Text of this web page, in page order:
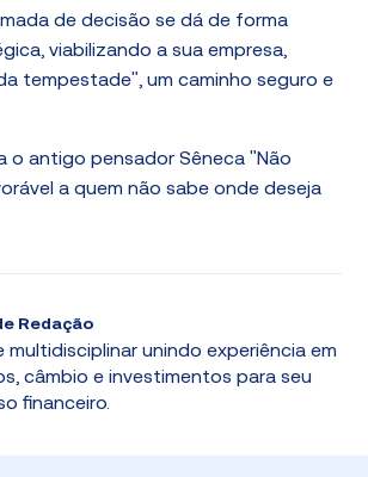
de decisão se dá de forma
viabilizando a sua empresa,
tempestade", um caminho seguro e
o antigo pensador Sêneca "Não
a quem não sabe onde deseja
Redação
multidisciplinar unindo experiência em
câmbio e investimentos para seu
financeiro.